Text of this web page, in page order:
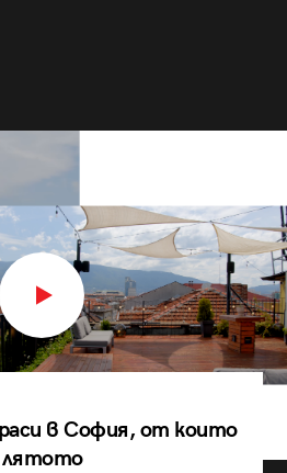
в София, от които
лятото